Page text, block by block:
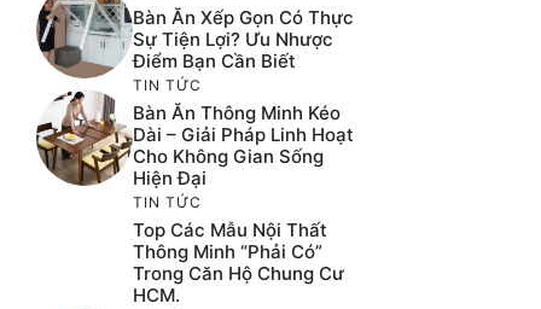
Bàn Ăn Xếp Gọn Có Thực
Sự Tiện Lợi? Ưu Nhược
Điểm Bạn Cần Biết
TIN TỨC
Bàn Ăn Thông Minh Kéo
Dài – Giải Pháp Linh Hoạt
Cho Không Gian Sống
Hiện Đại
TIN TỨC
Top Các Mẫu Nội Thất
Thông Minh “phải Có”
Trong Căn Hộ Chung Cư
HCM.